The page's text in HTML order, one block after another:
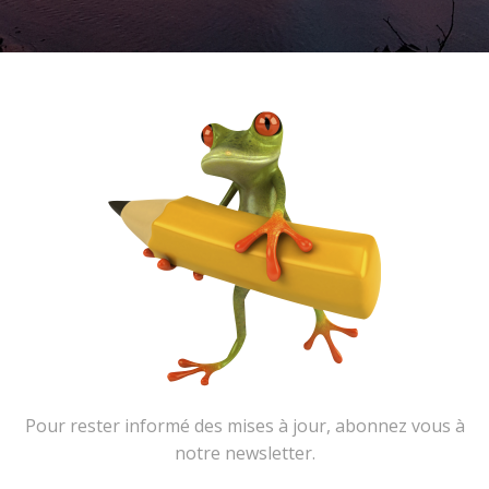
Pour rester informé des mises à jour, abonnez vous à
notre newsletter.